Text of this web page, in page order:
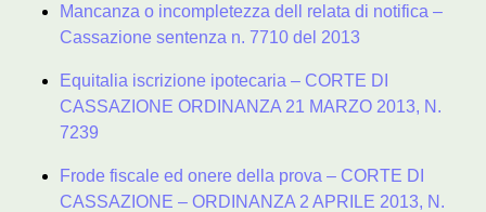
Mancanza o incompletezza dell relata di notifica –
Cassazione sentenza n. 7710 del 2013
Equitalia iscrizione ipotecaria – CORTE DI
CASSAZIONE ORDINANZA 21 MARZO 2013, N.
7239
Frode fiscale ed onere della prova – CORTE DI
CASSAZIONE – ORDINANZA 2 APRILE 2013, N.